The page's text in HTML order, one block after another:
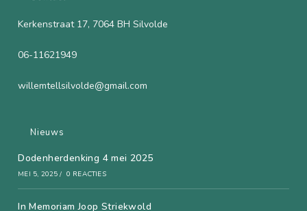
Kerkenstraat 17, 7064 BH Silvolde
06-11621949
willemtellsilvolde@gmail.com
Nieuws
Dodenherdenking 4 mei 2025
MEI 5, 2025 / 0 REACTIES
In Memoriam Joop Striekwold